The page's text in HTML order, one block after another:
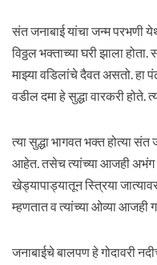
संत जनाबाई यांचा जन्म परभणी
विठ्ठल भक्ताच्या घरी झाला
माझ्या वडिलांचे दैवत असतो. हा
वडील दमा हे सुद्धा वारकरी
त्या सुद्धा भागवत भक्त होत्या
आहेत. तसेच त्यांच्या आजही अभंग
खेड्यापाड्यातून स्त्रिया
म्हणतात व त्यांच्या ओव्या आजही
जनाबाईचे बालपण हे गोदावरी